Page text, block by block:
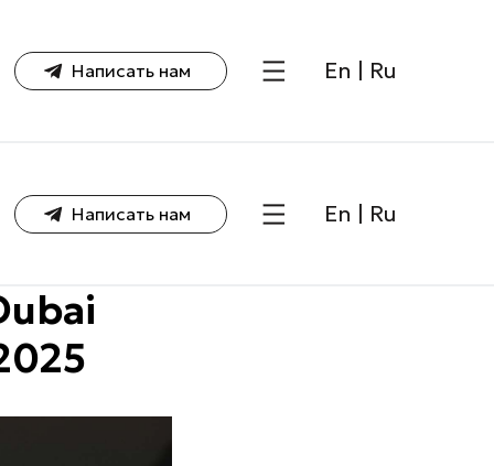
Написать нам En | Ru
Написать нам En | Ru